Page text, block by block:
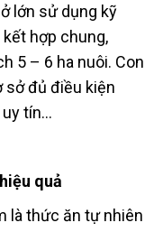
lớn sử dụng kỹ
hợp chung,
5 – 6 ha nuôi. Con
sở đủ điều kiện
uy tín…
quả
là thức ăn tự nhiên